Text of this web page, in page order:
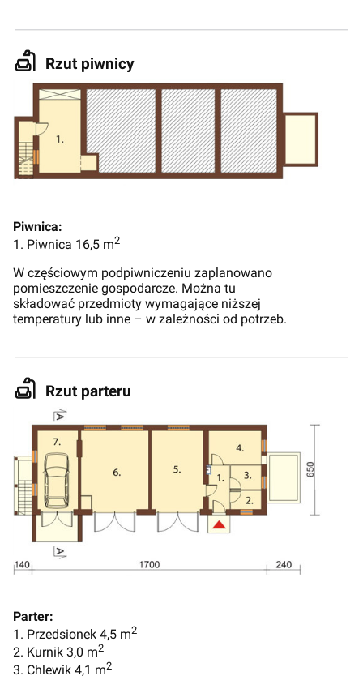
Rzut piwnicy
Piwnica:
1. Piwnica 16,5 m2
W częściowym podpiwniczeniu zaplanowano
pomieszczenie gospodarcze. Można tu
składować przedmioty wymagające niższej
temperatury lub inne – w zależności od potrzeb.
Rzut parteru
Parter:
1. Przedsionek 4,5 m2
2. Kurnik 3,0 m2
3. Chlewik 4,1 m2